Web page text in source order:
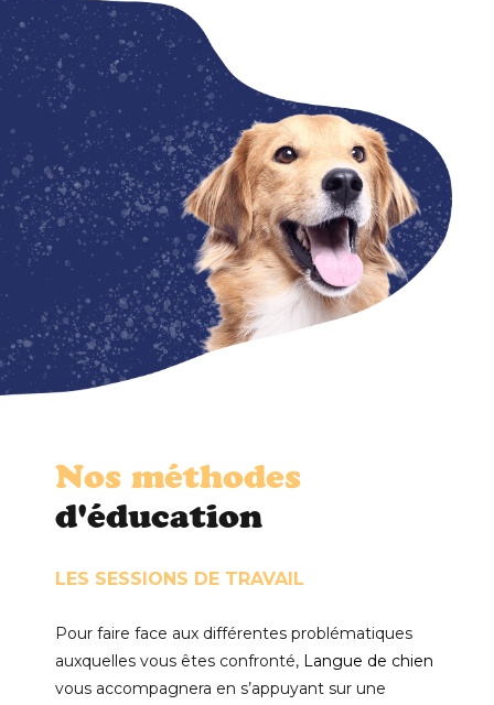
Nos méthodes
d'éducation
LES SESSIONS DE TRAVAIL
Pour faire face aux différentes problématiques
auxquelles vous êtes confronté, Langue de chien
vous accompagnera en s’appuyant sur une